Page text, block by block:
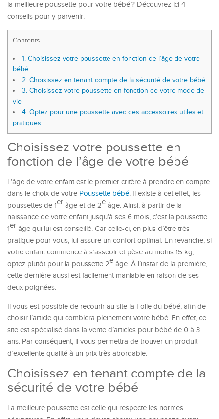
la meilleure poussette pour votre bébé ? Découvrez ici 4
conseils pour y parvenir.
Contents
1. Choisissez votre poussette en fonction de l’âge de votre
bébé
2. Choisissez en tenant compte de la sécurité de votre bébé
3. Choisissez votre poussette en fonction de votre mode de
vie
4. Optez pour une poussette avec des accessoires utiles et
pratiques
Choisissez votre poussette en
fonction de l’âge de votre bébé
L’âge de votre enfant est le premier critère à prendre en compte
dans le choix de votre Poussette bébé. Il existe à cet effet, les
poussettes de 1er âge et de 2e âge. Ainsi, à partir de la
naissance de votre enfant jusqu’à ses 6 mois, c’est la poussette
1er âge qui lui est conseillé. Car celle-ci, en plus d’être très
pratique pour vous, lui assure un confort optimal. En revanche, si
votre enfant commence à s’asseoir et pèse au moins 15 kg,
optez plutôt pour la poussette 2e âge. À l’instar de la première,
cette dernière aussi est facilement maniable en raison de ses
deux poignées.
Il vous est possible de recourir au site la Folie du bébé, afin de
choisir l’article qui comblera pleinement votre bébé. En effet, ce
site est spécialisé dans la vente d’articles pour bébé de 0 à 3
ans. Par conséquent, il vous permettra de trouver un produit
d’excellente qualité à un prix très abordable.
Choisissez en tenant compte de la
sécurité de votre bébé
La meilleure poussette est celle qui respecte les normes